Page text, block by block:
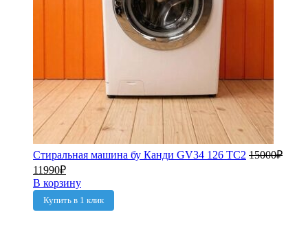
Стиральная машина бу Канди GV34 126 TC2 15000₽
11990₽
В корзину
Купить в 1 клик